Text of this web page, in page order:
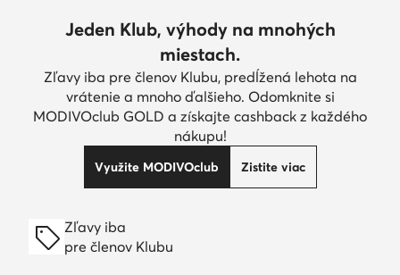
Jeden Klub, výhody na mnohých
miestach.
Zľavy iba pre členov Klubu, predĺžená lehota na
vrátenie a mnoho ďalšieho. Odomknite si
MODIVOclub GOLD a získajte cashback z každého
nákupu!
Využite MODIVOclub Zistite viac
Zľavy iba
pre členov Klubu